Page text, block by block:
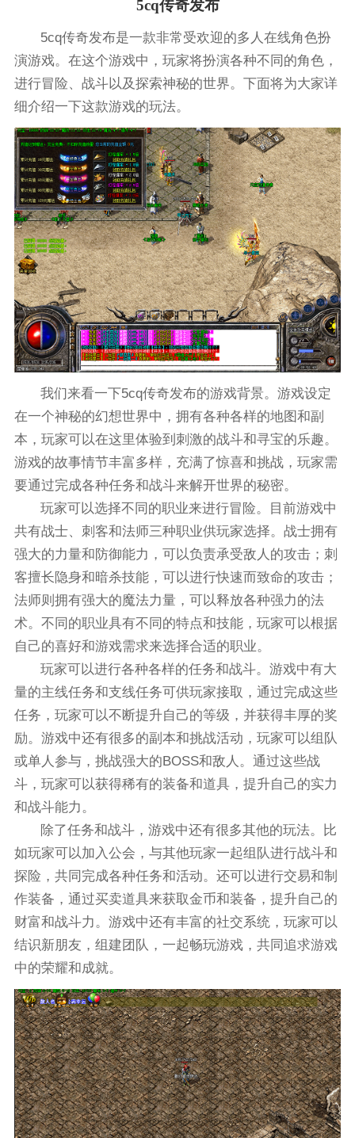
5cq传奇发布
5cq传奇发布是一款非常受欢迎的多人在线角色扮
演游戏。在这个游戏中，玩家将扮演各种不同的角色，
进行冒险、战斗以及探索神秘的世界。下面将为大家详
细介绍一下这款游戏的玩法。
我们来看一下5cq传奇发布的游戏背景。游戏设定
在一个神秘的幻想世界中，拥有各种各样的地图和副
本，玩家可以在这里体验到刺激的战斗和寻宝的乐趣。
游戏的故事情节丰富多样，充满了惊喜和挑战，玩家需
要通过完成各种任务和战斗来解开世界的秘密。
玩家可以选择不同的职业来进行冒险。目前游戏中
共有战士、刺客和法师三种职业供玩家选择。战士拥有
强大的力量和防御能力，可以负责承受敌人的攻击；刺
客擅长隐身和暗杀技能，可以进行快速而致命的攻击；
法师则拥有强大的魔法力量，可以释放各种强力的法
术。不同的职业具有不同的特点和技能，玩家可以根据
自己的喜好和游戏需求来选择合适的职业。
玩家可以进行各种各样的任务和战斗。游戏中有大
量的主线任务和支线任务可供玩家接取，通过完成这些
任务，玩家可以不断提升自己的等级，并获得丰厚的奖
励。游戏中还有很多的副本和挑战活动，玩家可以组队
或单人参与，挑战强大的BOSS和敌人。通过这些战
斗，玩家可以获得稀有的装备和道具，提升自己的实力
和战斗能力。
除了任务和战斗，游戏中还有很多其他的玩法。比
如玩家可以加入公会，与其他玩家一起组队进行战斗和
探险，共同完成各种任务和活动。还可以进行交易和制
作装备，通过买卖道具来获取金币和装备，提升自己的
财富和战斗力。游戏中还有丰富的社交系统，玩家可以
结识新朋友，组建团队，一起畅玩游戏，共同追求游戏
中的荣耀和成就。